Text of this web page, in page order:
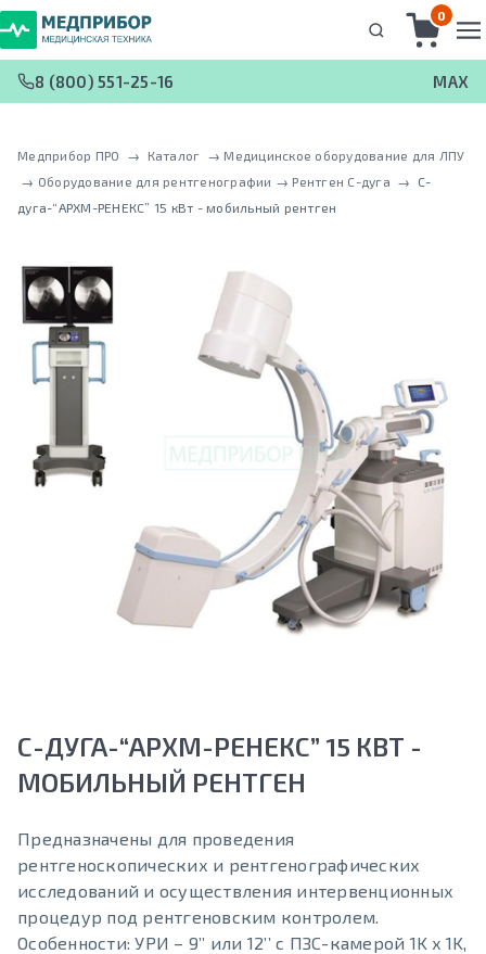
0
8 (800) 551-25-16 MAX
Медприбор ПРО → Каталог → Медицинское оборудование для ЛПУ
→ Оборудование для рентгенографии → Рентген С-дуга →
С-
дуга-“АРХМ-РЕНЕКС” 15 кВт - мобильный рентген
С-ДУГА-“АРХМ-РЕНЕКС” 15 КВТ -
МОБИЛЬНЫЙ РЕНТГЕН
Предназначены для проведения
рентгеноскопических и рентгенографических
исследований и осуществления интервенционных
процедур под рентгеновским контролем.
Особенности: УРИ – 9’’ или 12’’ с ПЗС-камерой 1K x 1K,